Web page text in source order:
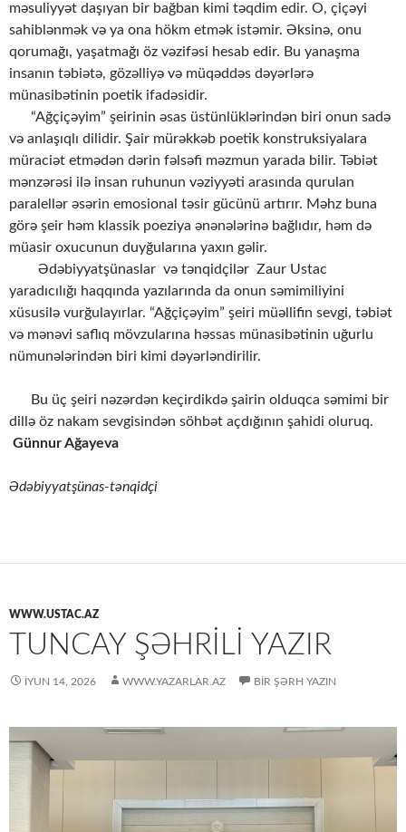
məsuliyyət daşıyan bir bağban kimi təqdim edir. O, çiçəyi
sahiblənmək və ya ona hökm etmək istəmir. Əksinə, onu
qorumağı, yaşatmağı öz vəzifəsi hesab edir. Bu yanaşma
insanın təbiətə, gözəlliyə və müqəddəs dəyərlərə
münasibətinin poetik ifadəsidir.
“Ağçiçəyim” şeirinin əsas üstünlüklərindən biri onun sadə
və anlaşıqlı dilidir. Şair mürəkkəb poetik konstruksiyalara
müraciət etmədən dərin fəlsəfi məzmun yarada bilir. Təbiət
mənzərəsi ilə insan ruhunun vəziyyəti arasında qurulan
paralellər əsərin emosional təsir gücünü artırır. Məhz buna
görə şeir həm klassik poeziya ənənələrinə bağlıdır, həm də
müasir oxucunun duyğularına yaxın gəlir.
Ədəbiyyatşünaslar və tənqidçilər Zaur Ustac
yaradıcılığı haqqında yazılarında da onun səmimiliyini
xüsusilə vurğulayırlar. “Ağçiçəyim” şeiri müəllifin sevgi, təbiət
və mənəvi saflıq mövzularına həssas münasibətinin uğurlu
nümunələrindən biri kimi dəyərləndirilir.
Bu üç şeiri nəzərdən keçirdikdə şairin olduqca səmimi bir
dillə öz nakam sevgisindən söhbət açdığının şahidi oluruq.
Günnur Ağayeva
Ədəbiyyatşünas-tənqidçi
WWW.USTAC.AZ
TUNCAY ŞƏHRILI YAZIR
İYUN 14, 2026 WWW.YAZARLAR.AZ BIR ŞƏRH YAZIN